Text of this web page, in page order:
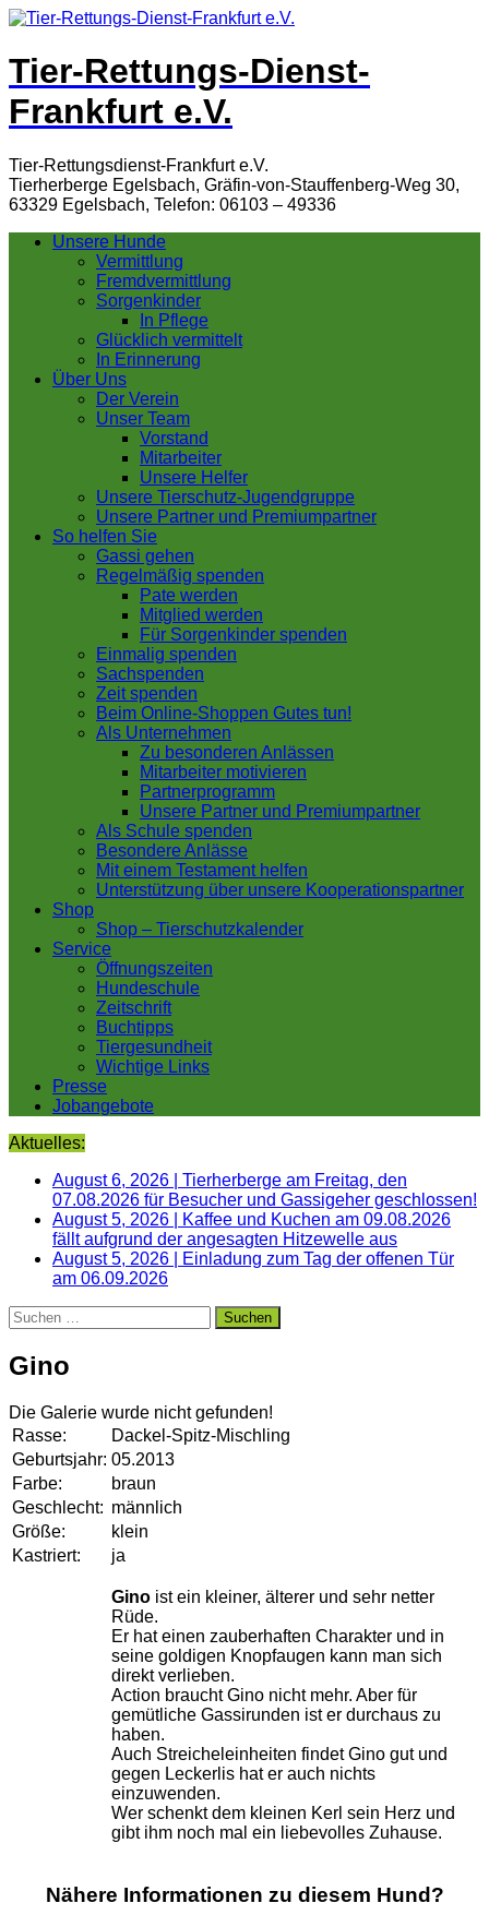
Tier-Rettungs-Dienst-
Frankfurt e.V.
Tier-Rettungsdienst-Frankfurt e.V.
Tierherberge Egelsbach, Gräfin-von-Stauffenberg-Weg 30,
63329 Egelsbach, Telefon: 06103 – 49336
Unsere Hunde
Vermittlung
Fremdvermittlung
Sorgenkinder
In Pflege
Glücklich vermittelt
In Erinnerung
Über Uns
Der Verein
Unser Team
Vorstand
Mitarbeiter
Unsere Helfer
Unsere Tierschutz-Jugendgruppe
Unsere Partner und Premiumpartner
So helfen Sie
Gassi gehen
Regelmäßig spenden
Pate werden
Mitglied werden
Für Sorgenkinder spenden
Einmalig spenden
Sachspenden
Zeit spenden
Beim Online-Shoppen Gutes tun!
Als Unternehmen
Zu besonderen Anlässen
Mitarbeiter motivieren
Partnerprogramm
Unsere Partner und Premiumpartner
Als Schule spenden
Besondere Anlässe
Mit einem Testament helfen
Unterstützung über unsere Kooperationspartner
Shop
Shop – Tierschutzkalender
Service
Öffnungszeiten
Hundeschule
Zeitschrift
Buchtipps
Tiergesundheit
Wichtige Links
Presse
Jobangebote
Aktuelles:
August 6, 2026
Tierherberge am Freitag, den
07.08.2026 für Besucher und Gassigeher geschlossen!
August 5, 2026
Kaffee und Kuchen am 09.08.2026
fällt aufgrund der angesagten Hitzewelle aus
August 5, 2026
Einladung zum Tag der offenen Tür
am 06.09.2026
Suchen
nach:
Gino
Die Galerie wurde nicht gefunden!
Rasse:
Dackel-Spitz-Mischling
Geburtsjahr: 05.2013
Farbe:
braun
Geschlecht: männlich
Größe:
klein
Kastriert:
ja
Gino ist ein kleiner, älterer und sehr netter
Rüde.
Er hat einen zauberhaften Charakter und in
seine goldigen Knopfaugen kann man sich
direkt verlieben.
Action braucht Gino nicht mehr. Aber für
gemütliche Gassirunden ist er durchaus zu
haben.
Auch Streicheleinheiten findet Gino gut und
gegen Leckerlis hat er auch nichts
einzuwenden.
Wer schenkt dem kleinen Kerl sein Herz und
gibt ihm noch mal ein liebevolles Zuhause.
Nähere Informationen zu diesem Hund?